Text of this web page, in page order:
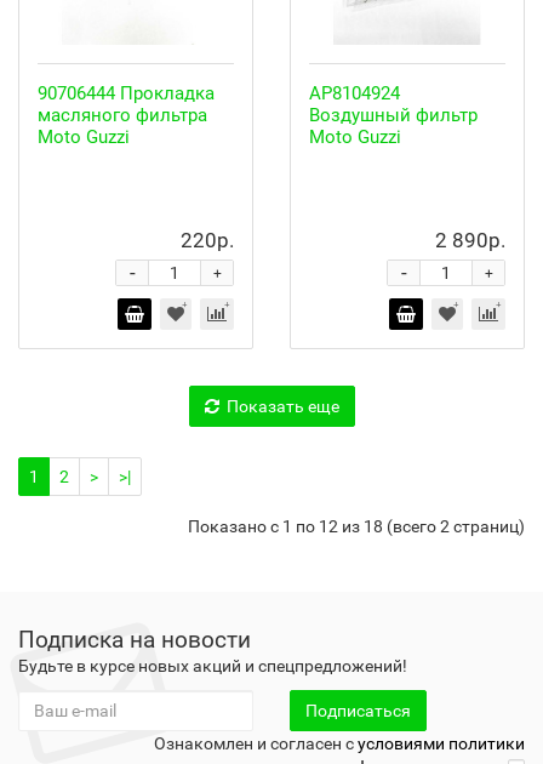
90706444 Прокладка
масляного фильтра
Moto Guzzi
220р.
+
-
AP8104924
Воздушный фильтр
Moto Guzzi
2 890р.
+
-
Показать еще
1 2 > >|
Показано с 1 по 12 из 18 (всего 2 страниц)
Подписка на новости
Будьте в курсе новых акций и спецпредложений!
Подписаться
Ознакомлен и согласен сусловиями политики